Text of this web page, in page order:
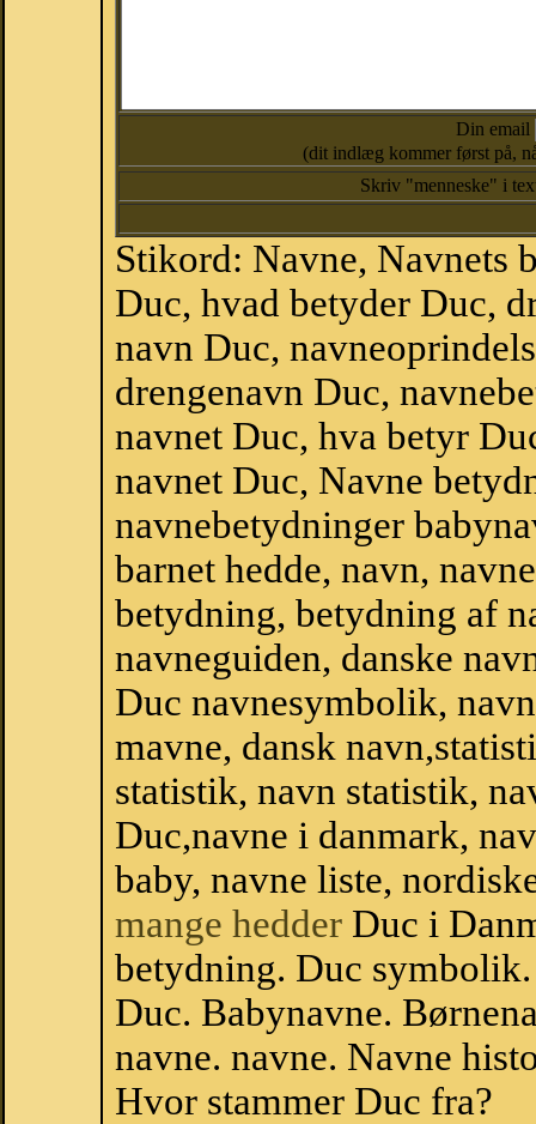
Din email
(dit indlæg kommer først på,
Skriv "menneske" i
Stikord: Navne, Navnets
Duc, hvad betyder Duc,
navn Duc,
drengenavn Duc,
navnet Duc, hva betyr
navnet Duc, Navne
navnebetydninger
barnet hedde, navn,
betydning, betydning af
navneguiden, danske
Duc navnesymbolik,
mavne, dansk
statistik, navn statistik,
Duc,navne i danmark,
baby, navne liste,
mange hedder Duc i
betydning. Duc
Duc. Babynavne.
navne. navne. Navne
Hvor stammer Duc fra?